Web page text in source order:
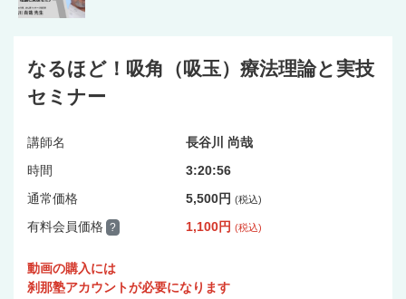
なるほど！吸角（吸玉）療法理論と実技
セミナー
講師名
長谷川 尚哉
時間
3:20:56
通常価格
5,500円 (税込)
有料会員価格 ? 1,100円 (税込)
動画の購入には
刹那塾アカウントが必要になります